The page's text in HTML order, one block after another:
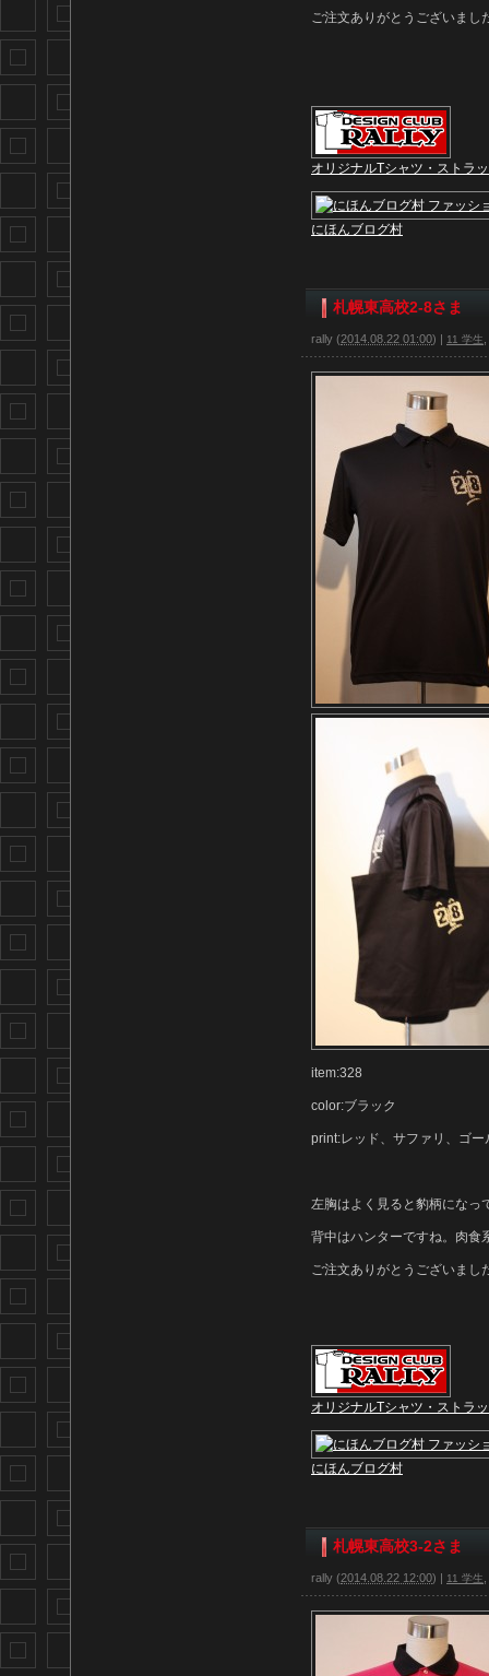
ご注文ありがとうございまし
オリジナルTシャツ・ストラ
にほんブログ村
札幌東高校2-8さま
rally (2014.08.22 01:00) | 11 学生
item:328
color:ブラック
print:レッド、サファリ、ゴ
左胸はよく見ると豹柄になっ
背中はハンターですね。肉食
ご注文ありがとうございまし
オリジナルTシャツ・ストラ
にほんブログ村
札幌東高校3-2さま
rally (2014.08.22 12:00) | 11 学生